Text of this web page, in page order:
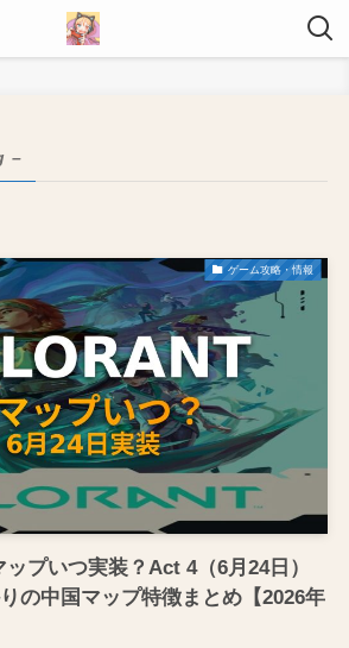
–
ゲーム攻略・情報
プいつ実装？Act 4（6月24日）
の中国マップ特徴まとめ【2026年